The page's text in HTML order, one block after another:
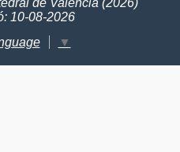
de València (2026)
10-08-2026
▼